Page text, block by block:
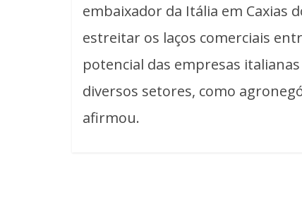
embaixador da Itália em Caxias
estreitar os laços comerciais
potencial das empresas
diversos setores, como
afirmou.